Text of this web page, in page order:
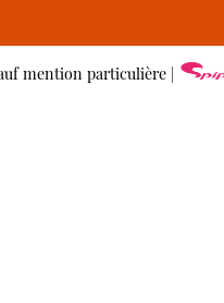
mention particulière |